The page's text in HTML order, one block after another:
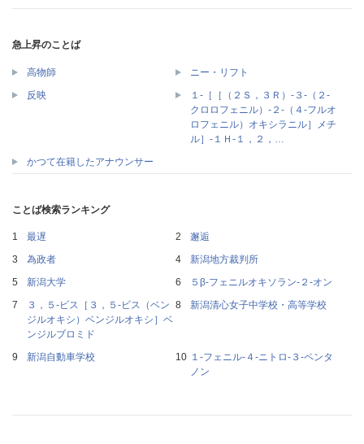
急上昇のことば
高物師 ニー・リフト
反映
１‐［［（２Ｓ，３Ｒ）‐３‐（２‐
クロロフェニル）‐２‐（４‐フルオ
ロフェニル）オキシラニル］メチ
ル］‐１Ｈ‐１，２，…
かつて在籍したアナウンサー
ことば検索ランキング
最遅
邂逅
為政者
新潟地方裁判所
新潟大学
５β‐フェニルオキソラン‐２‐オン
３，５‐ビス［３，５‐ビス（ベン
ジルオキシ）ベンジルオキシ］ベ
ンジルブロミド
新潟清心女子中学校・高等学校
新潟自動車学校
１‐フェニル‐４‐ニトロ‐３‐ペンタ
ノン